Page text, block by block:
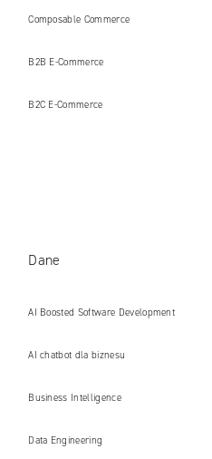
internetowe i platformy gotowe na erę
AI
Composable Commerce
B2B E‑Commerce
B2C E‑Commerce
Dane
AI Boosted Software Development
AI chatbot dla biznesu
Business Intelligence
Data Engineering